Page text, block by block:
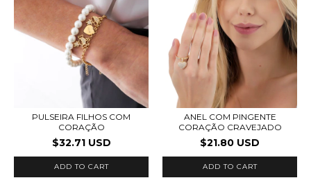
PULSEIRA FILHOS COM
CORAÇÃO
$32.71 USD
ADD TO CART
ANEL COM PINGENTE
CORAÇÃO CRAVEJADO
$21.80 USD
ADD TO CART